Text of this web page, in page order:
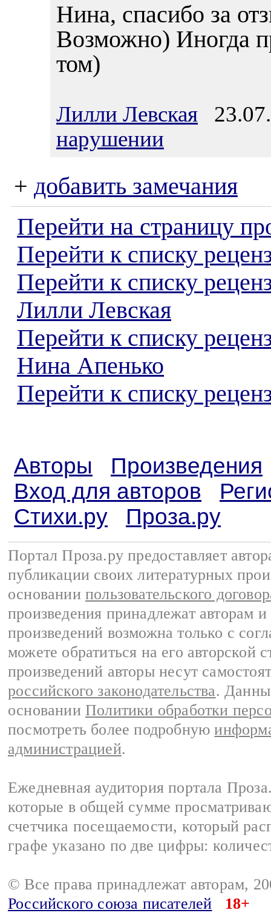
Нина, спасибо за
Возможно) Иногда
том)
Лилли Левская
нарушении
+ добавить замечания
Перейти на страницу
Перейти к списку
Перейти к списку
Лилли Левская
Перейти к списку
Нина Апенько
Перейти к списку
Авторы
Произведения
Вход для авторов
Стихи.ру
Проза.ру
Портал Проза.ру предоставляет
публикации своих литературных
основании пользовательского
произведения принадлежат авторам
произведений возможна только с
можете обратиться на его авторской
произведений авторы несут
российского законодательства.
основании Политики обработки
посмотреть более подробную
администрацией.
Ежедневная аудитория портала
которые в общей сумме
счетчика посещаемости, который
графе указано по две цифры:
© Все права принадлежат авторам,
Российского союза писателей
18+